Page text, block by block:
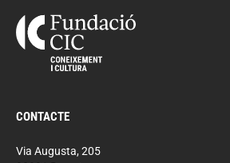
CONTACTE
Via Augusta, 205